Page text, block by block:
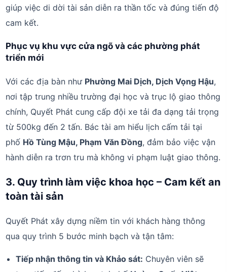
giúp việc di dời tài sản diễn ra thần tốc và đúng tiến độ
cam kết.
Phục vụ khu vực cửa ngõ và các phường phát
triển mới
Với các địa bàn như Phường Mai Dịch, Dịch Vọng Hậu,
nơi tập trung nhiều trường đại học và trục lộ giao thông
chính, Quyết Phát cung cấp đội xe tải đa dạng tải trọng
từ 500kg đến 2 tấn. Bác tài am hiểu lịch cấm tải tại
phố Hồ Tùng Mậu, Phạm Văn Đồng, đảm bảo việc vận
hành diễn ra trơn tru mà không vi phạm luật giao thông.
3. Quy trình làm việc khoa học – Cam kết an
toàn tài sản
Quyết Phát xây dựng niềm tin với khách hàng thông
qua quy trình 5 bước minh bạch và tận tâm:
Tiếp nhận thông tin và Khảo sát: Chuyên viên sẽ